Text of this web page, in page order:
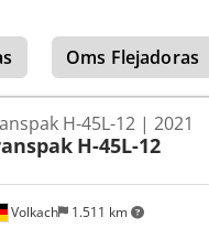
Oms Flejadoras
Volkach 1.511 km
H-45L-12 | 2021
H-45L-12